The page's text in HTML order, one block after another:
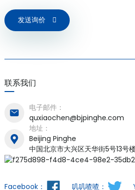
发送询价
联系我们
电子邮件：
quxiaochen@bjpinghe.com
地址：
Beijing Pinghe
中国北京市大兴区天华街5号13号
Facebook： 叽叽喳喳：